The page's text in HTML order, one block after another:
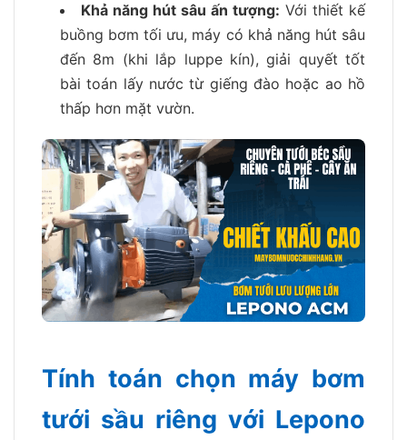
Khả năng hút sâu ấn tượng: Với thiết kế
buồng bơm tối ưu, máy có khả năng hút sâu
đến 8m (khi lắp luppe kín), giải quyết tốt
bài toán lấy nước từ giếng đào hoặc ao hồ
thấp hơn mặt vườn.
Tính toán chọn máy bơm
tưới sầu riêng với Lepono